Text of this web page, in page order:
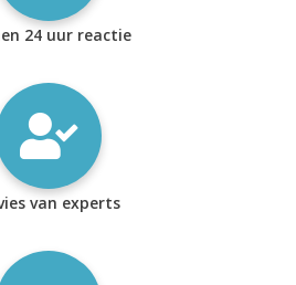
24 uur reactie
van experts